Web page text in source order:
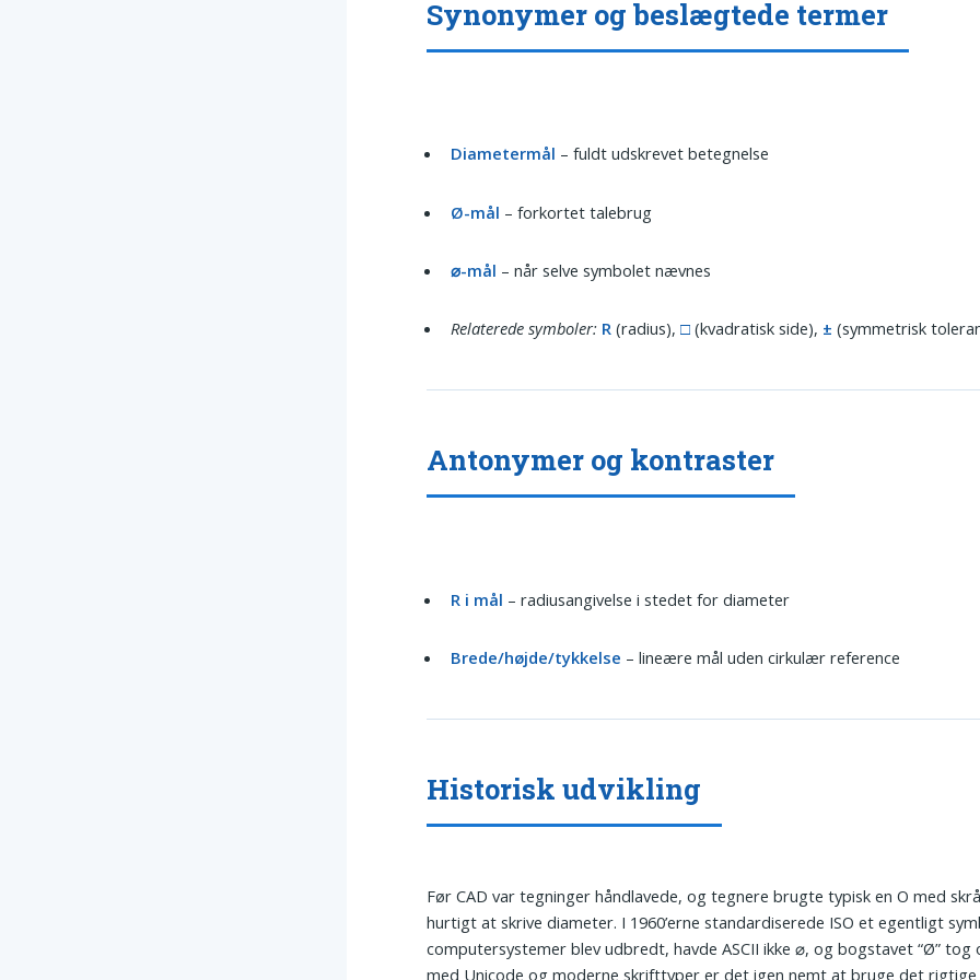
Synonymer og beslægtede termer
Diametermål – fuldt udskrevet betegnelse
Ø-mål – forkortet talebrug
⌀-mål – når selve symbolet nævnes
Relaterede symboler: R (radius),□ (kvadratisk side), ± (symmetrisk
Antonymer og kontraster
R i mål – radiusangivelse i stedet for diameter
Brede/højde/tykkelse – lineære mål uden cirkulær reference
Historisk udvikling
Før CAD var tegninger håndlavede, og tegnere brugte typisk en O med
hurtigt at skrive diameter. I 1960’erne standardiserede ISO et egentligt
computersystemer blev udbredt, havde ASCII ikke ⌀, og bogstavet “Ø” tog
med Unicode og moderne skrifttyper er det igen nemt at bruge det rigtige